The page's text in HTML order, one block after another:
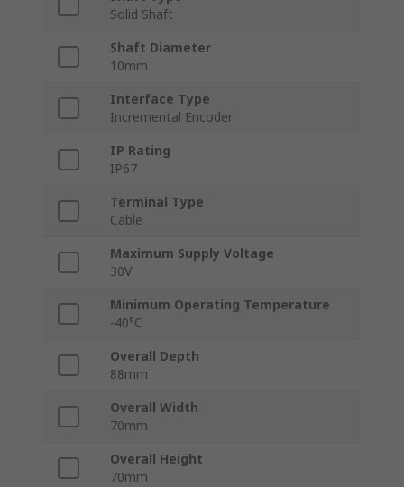
Solid Shaft
Shaft Diameter
10mm
Interface Type
Incremental Encoder
IP Rating
IP67
Terminal Type
Cable
Maximum Supply Voltage
30V
Minimum Operating Temperature
-40°C
Overall Depth
88mm
Overall Width
70mm
Overall Height
70mm